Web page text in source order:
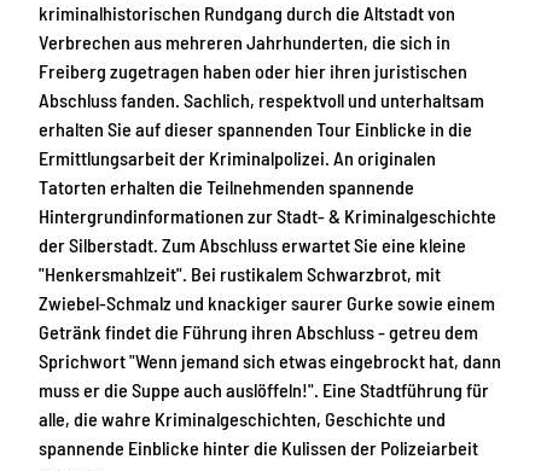
kriminalhistorischen Rundgang durch die Altstadt von
Verbrechen aus mehreren Jahrhunderten, die sich in
Freiberg zugetragen haben oder hier ihren juristischen
Abschluss fanden. Sachlich, respektvoll und unterhaltsam
erhalten Sie auf dieser spannenden Tour Einblicke in die
Ermittlungsarbeit der Kriminalpolizei. An originalen
Tatorten erhalten die Teilnehmenden spannende
Hintergrundinformationen zur Stadt- & Kriminalgeschichte
der Silberstadt. Zum Abschluss erwartet Sie eine kleine
"Henkersmahlzeit". Bei rustikalem Schwarzbrot, mit
Zwiebel-Schmalz und knackiger saurer Gurke sowie einem
Getränk findet die Führung ihren Abschluss - getreu dem
Sprichwort "Wenn jemand sich etwas eingebrockt hat, dann
muss er die Suppe auch auslöffeln!". Eine Stadtführung für
alle, die wahre Kriminalgeschichten, Geschichte und
spannende Einblicke hinter die Kulissen der Polizeiarbeit